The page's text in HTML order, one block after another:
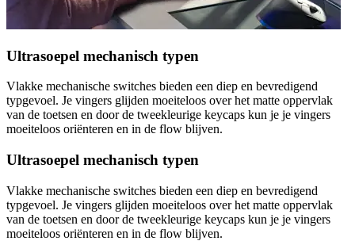
Ultrasoepel mechanisch typen
Vlakke mechanische switches bieden een diep en bevredigend
typgevoel. Je vingers glijden moeiteloos over het matte oppervlak
van de toetsen en door de tweekleurige keycaps kun je je vingers
moeiteloos oriënteren en in de flow blijven.
Ultrasoepel mechanisch typen
Vlakke mechanische switches bieden een diep en bevredigend
typgevoel. Je vingers glijden moeiteloos over het matte oppervlak
van de toetsen en door de tweekleurige keycaps kun je je vingers
moeiteloos oriënteren en in de flow blijven.